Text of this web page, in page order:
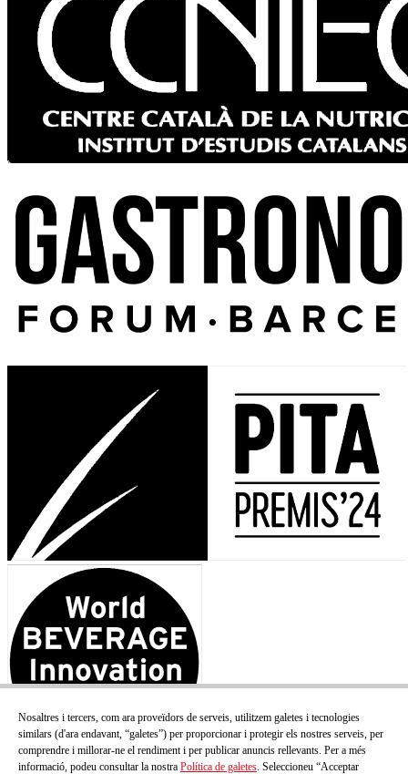
Nosaltres i tercers, com ara proveïdors de serveis, utilitzem galetes i tecnologies
similars (d'ara endavant, “galetes”) per proporcionar i protegir els nostres serveis, per
comprendre i millorar-ne el rendiment i per publicar anuncis rellevants. Per a més
informació, podeu consultar la nostra Política de galetes. Seleccioneu “Acceptar